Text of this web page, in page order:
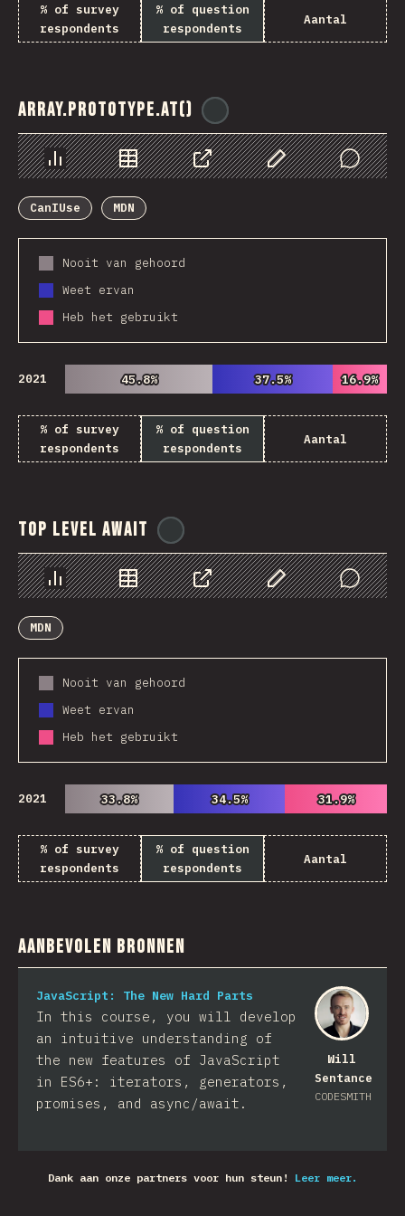
% of survey
respondents
% of question
respondents
Aantal
Array.prototype.at()
Chart Data Share Customize Data
Comments
CanIUse
MDN
Nooit van gehoord
Weet ervan
Heb het gebruikt
2021 45.8%
45.8% 37.5%
37.5% 16.9%
16.9%
% of survey
respondents
% of question
respondents
Aantal
Top Level Await
Chart Data Share Customize Data
Comments
MDN
Nooit van gehoord
Weet ervan
Heb het gebruikt
2021 33.8%
33.8% 34.5%
34.5% 31.9%
31.9%
% of survey
respondents
% of question
respondents
Aantal
Aanbevolen bronnen
Will
Sentance
CODESMITH
JavaScript: The New Hard Parts
In this course, you will develop
an intuitive understanding of
the new features of JavaScript
in ES6+: iterators, generators,
promises, and async/await.
Dank aan onze partners voor hun steun! Leer meer.